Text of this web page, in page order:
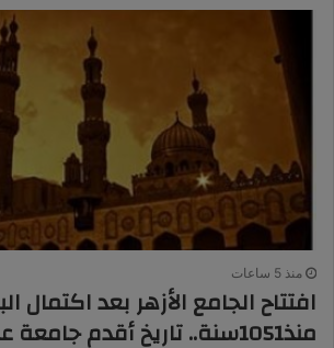
منذ 5 ساعات
افتتاح الجامع الأزهر بعد اكتمال
منذ1051سنة.. تاريخ أقدم جامعة عالمية